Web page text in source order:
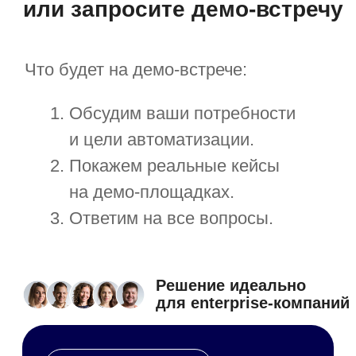
Отправить
соглашение об обработке персональных
данных
Полезные статьи
об управлении организацией,